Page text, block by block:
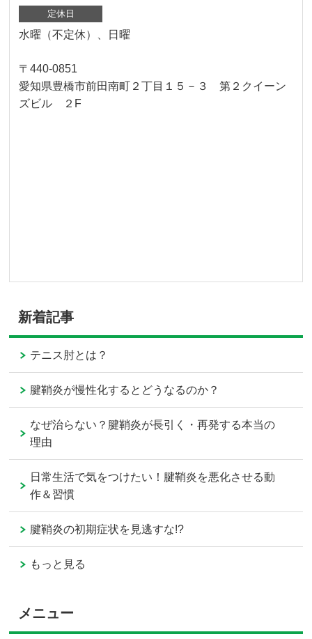
定休日
水曜（不定休）、日曜
〒440-0851
愛知県豊橋市前田南町２丁目１５－３ 第２クイーン
ズビル ２F
新着記事
テニス肘とは？
腱鞘炎が慢性化するとどうなるのか？
なぜ治らない？腱鞘炎が長引く・再発する本当の
理由
日常生活で気をつけたい！腱鞘炎を悪化させる動
作＆習慣
腱鞘炎の初期症状を見逃すな!?
もっと見る
メニュー